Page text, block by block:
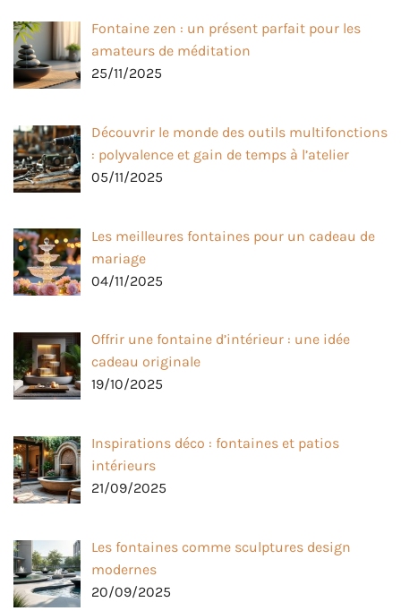
Fontaine zen : un présent parfait pour les
amateurs de méditation
25/11/2025
Découvrir le monde des outils multifonctions
: polyvalence et gain de temps à l’atelier
05/11/2025
Les meilleures fontaines pour un cadeau de
mariage
04/11/2025
Offrir une fontaine d’intérieur : une idée
cadeau originale
19/10/2025
Inspirations déco : fontaines et patios
intérieurs
21/09/2025
Les fontaines comme sculptures design
modernes
20/09/2025